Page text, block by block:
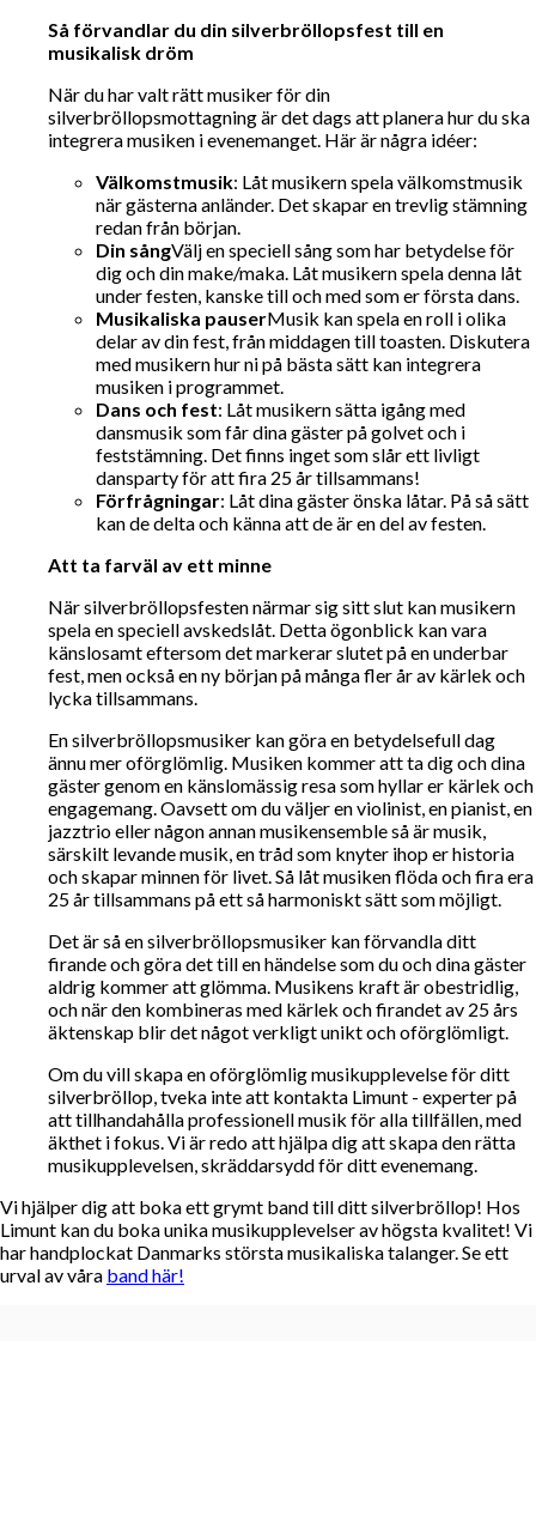
Så förvandlar du din silverbröllopsfest till en
musikalisk dröm
När du har valt rätt musiker för din
silverbröllopsmottagning är det dags att planera hur du ska
integrera musiken i evenemanget. Här är några idéer:
Välkomstmusik: Låt musikern spela välkomstmusik
när gästerna anländer. Det skapar en trevlig stämning
redan från början.
Din sångVälj en speciell sång som har betydelse för
dig och din make/maka. Låt musikern spela denna låt
under festen, kanske till och med som er första dans.
Musikaliska pauserMusik kan spela en roll i olika
delar av din fest, från middagen till toasten. Diskutera
med musikern hur ni på bästa sätt kan integrera
musiken i programmet.
Dans och fest: Låt musikern sätta igång med
dansmusik som får dina gäster på golvet och i
feststämning. Det finns inget som slår ett livligt
dansparty för att fira 25 år tillsammans!
Förfrågningar: Låt dina gäster önska låtar. På så sätt
kan de delta och känna att de är en del av festen.
Att ta farväl av ett minne
När silverbröllopsfesten närmar sig sitt slut kan musikern
spela en speciell avskedslåt. Detta ögonblick kan vara
känslosamt eftersom det markerar slutet på en underbar
fest, men också en ny början på många fler år av kärlek och
lycka tillsammans.
En silverbröllopsmusiker kan göra en betydelsefull dag
ännu mer oförglömlig. Musiken kommer att ta dig och dina
gäster genom en känslomässig resa som hyllar er kärlek och
engagemang. Oavsett om du väljer en violinist, en pianist, en
jazztrio eller någon annan musikensemble så är musik,
särskilt levande musik, en tråd som knyter ihop er historia
och skapar minnen för livet. Så låt musiken flöda och fira era
25 år tillsammans på ett så harmoniskt sätt som möjligt.
Det är så en silverbröllopsmusiker kan förvandla ditt
firande och göra det till en händelse som du och dina gäster
aldrig kommer att glömma. Musikens kraft är obestridlig,
och när den kombineras med kärlek och firandet av 25 års
äktenskap blir det något verkligt unikt och oförglömligt.
Om du vill skapa en oförglömlig musikupplevelse för ditt
silverbröllop, tveka inte att kontakta Limunt - experter på
att tillhandahålla professionell musik för alla tillfällen, med
äkthet i fokus. Vi är redo att hjälpa dig att skapa den rätta
musikupplevelsen, skräddarsydd för ditt evenemang.
Vi hjälper dig att boka ett grymt band till ditt silverbröllop! Hos
Limunt kan du boka unika musikupplevelser av högsta kvalitet! Vi
har handplockat Danmarks största musikaliska talanger. Se ett
urval av våra band här!